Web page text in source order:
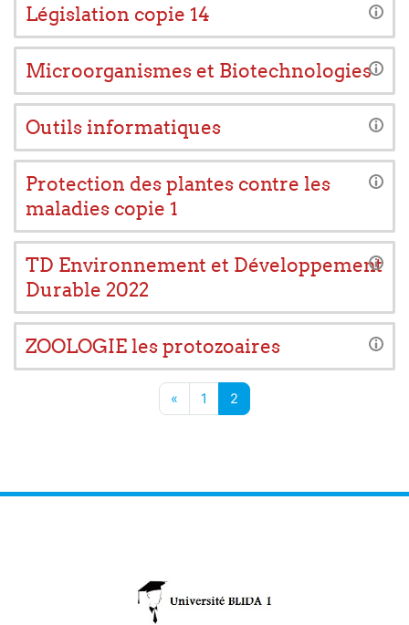
Législation copie 14
Microorganismes et Biotechnologies
Outils informatiques
Protection des plantes contre les
maladies copie 1
TD Environnement et Développement
Durable 2022
ZOOLOGIE les protozoaires
« Page précédente
1 Page 1
2